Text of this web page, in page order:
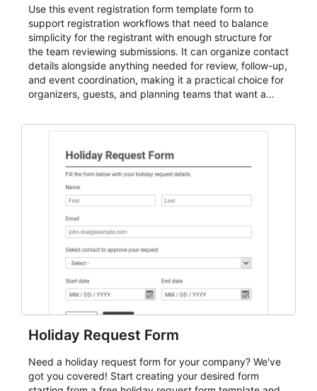
Use this event registration form template form to
support registration workflows that need to balance
simplicity for the registrant with enough structure for
the team reviewing submissions. It can organize contact
details alongside anything needed for review, follow-up,
and event coordination, making it a practical choice for
organizers, guests, and planning teams that want a
and participant management. The form is suitable for
student enrollment, volunteer registration, business
event intake, and membership participation. It helps
keep responses standardized so organizers can
evaluate submissions, manage next steps, and maintain
cleaner registration records over time.
Holiday Request Form
Need a holiday request form for your company? We've
got you covered! Start creating your desired form